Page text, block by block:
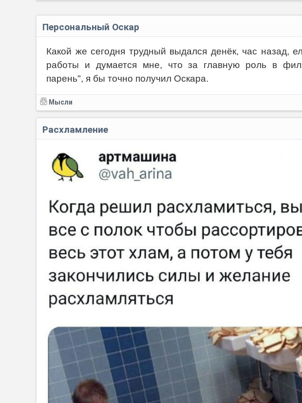
Персональный Оскар
Какой же сегодня трудный выдался денёк, час назад,
работы и думается мне, что за главную роль в
парень", я бы точно получил Оскара.
Мысли
Расхламление